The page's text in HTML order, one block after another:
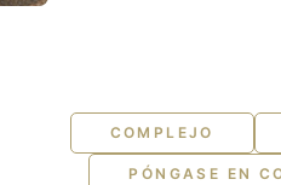
COMPLEJO
PÓNGASE EN